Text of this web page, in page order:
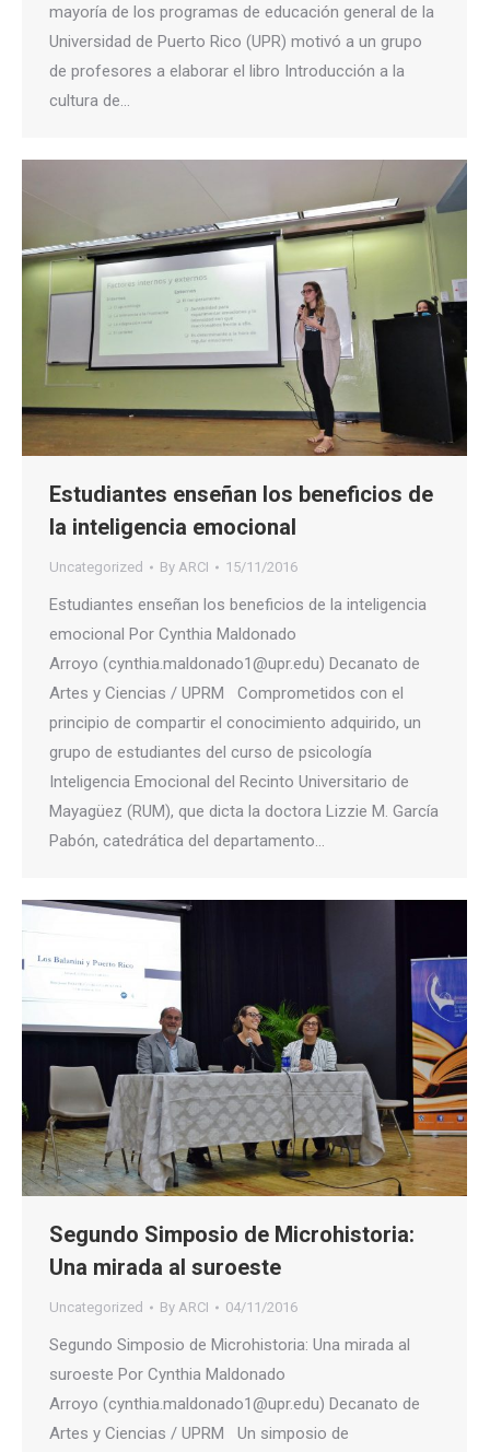
mayoría de los programas de educación general de la
Universidad de Puerto Rico (UPR) motivó a un grupo
de profesores a elaborar el libro Introducción a la
cultura de…
Estudiantes enseñan los beneficios de
la inteligencia emocional
Uncategorized By ARCI 15/11/2016
Estudiantes enseñan los beneficios de la inteligencia
emocional Por Cynthia Maldonado
Arroyo (cynthia.maldonado1@upr.edu) Decanato de
Artes y Ciencias / UPRM Comprometidos con el
principio de compartir el conocimiento adquirido, un
grupo de estudiantes del curso de psicología
Inteligencia Emocional del Recinto Universitario de
Mayagüez (RUM), que dicta la doctora Lizzie M. García
Pabón, catedrática del departamento…
Segundo Simposio de Microhistoria:
Una mirada al suroeste
Uncategorized By ARCI 04/11/2016
Segundo Simposio de Microhistoria: Una mirada al
suroeste Por Cynthia Maldonado
Arroyo (cynthia.maldonado1@upr.edu) Decanato de
Artes y Ciencias / UPRM Un simposio de